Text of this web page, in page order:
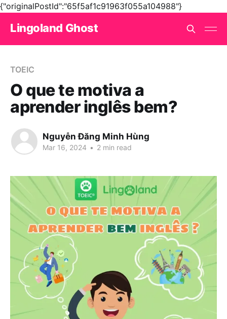
{"originalPostId":"65f5af1c91963f055a104988"}
Lingoland Ghost
TOEIC
O que te motiva a
aprender inglês bem?
Nguyễn Đăng Minh Hùng
Mar 16, 2024 • 2 min read